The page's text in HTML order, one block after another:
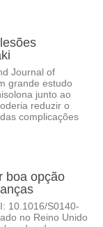
Journal of
grande estudo
junto ao
reduzir o
complicações
boa opção
10.1016/S0140-
no Reino Unido